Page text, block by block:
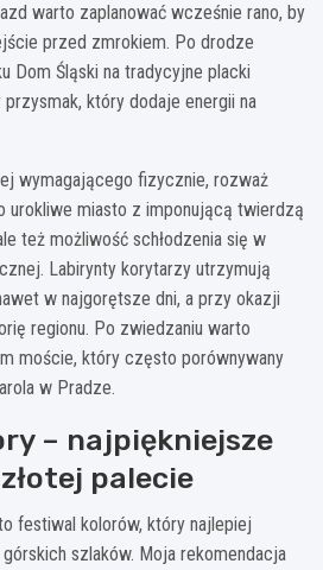
warto zaplanować wcześnie rano, by
przed zmrokiem. Po drodze
Dom Śląski na tradycyjne placki
który dodaje energii na
wymagającego fizycznie, rozważ
urokliwe miasto z imponującą twierdzą
też możliwość schłodzenia się w
Labirynty korytarzy utrzymują
w najgorętsze dni, a przy okazji
regionu. Po zwiedzaniu warto
moście, który często porównywany
w Pradze.
– najpiękniejsze
palecie
festiwal kolorów, który najlepiej
szlaków. Moja rekomendacja